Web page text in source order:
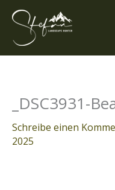
Zum
Inhalt
springen
_DSC3931-
Schreibe einen
2025